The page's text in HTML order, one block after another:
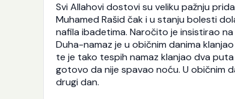
Svi Allahovi dostovi su veliku pažnju
Muhamed Rašid čak i u stanju bolesti
nafila ibadetima. Naročito je insistirao
Duha-namaz je u običnim danima
te je tako tespih namaz klanjao dva
gotovo da nije spavao noću. U običnim
drugi dan.